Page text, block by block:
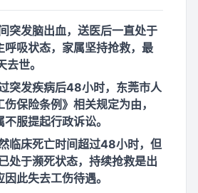
突发脑出血，送医后一直处于
呼吸状态，家属坚持抢救，最
世。
突发疾病后48小时，东莞市人
保险条例》相关规定为由，
服提起行政诉讼。
临床死亡时间超过48小时，但
处于濒死状态，持续抢救是出
此失去工伤待遇。